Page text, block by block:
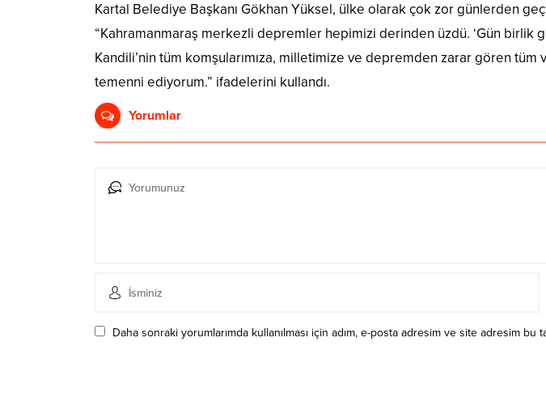
Kartal Belediye Başkanı Gökhan Yüksel, ülke olarak çok zor günlerden
“Kahramanmaraş merkezli depremler hepimizi derinden üzdü. ‘Gün birlik
Kandili’nin tüm komşularımıza, milletimize ve depremden zarar gören tüm
temenni ediyorum.” ifadelerini kullandı.
Yorumlar
Daha sonraki yorumlarımda kullanılması için adım, e-posta adresim ve site adresim bu